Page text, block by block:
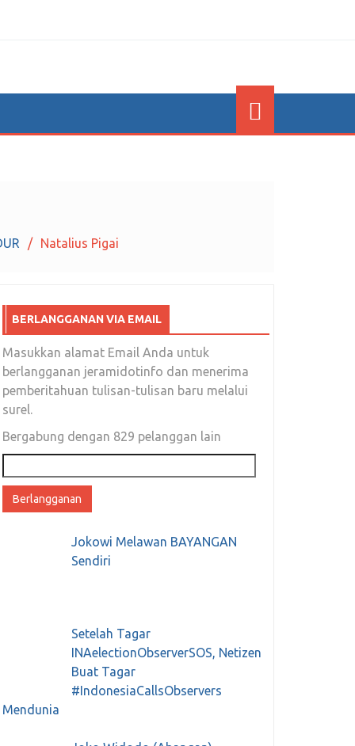
Natalius Pigai
BERLANGGANAN VIA EMAIL
Masukkan alamat Email Anda untuk
berlangganan jeramidotinfo dan menerima
pemberitahuan tulisan-tulisan baru melalui
surel.
Bergabung dengan 829 pelanggan lain
email
Jokowi Melawan BAYANGAN
Sendiri
Setelah Tagar
INAelectionObserverSOS, Netizen
Buat Tagar
#IndonesiaCallsObservers
Mendunia